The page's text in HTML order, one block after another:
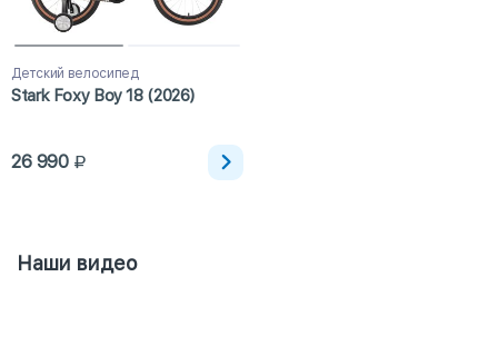
Детский велосипед
Stark Foxy Boy 18 (2026)
26 990
Наши видео